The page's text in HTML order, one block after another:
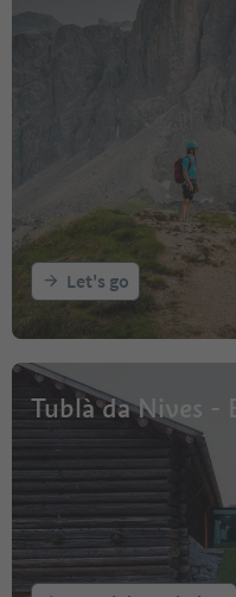
Let's go
Tublà da Nives -